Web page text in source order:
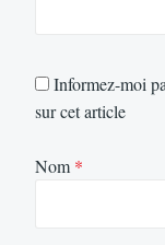
Informez-moi
sur cet article
Nom *